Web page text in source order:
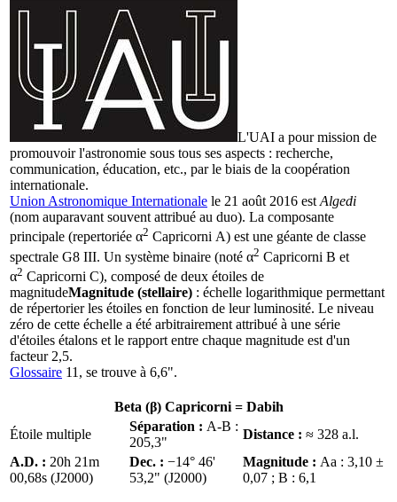
L'UAI a pour mission de
promouvoir l'astronomie sous tous ses aspects : recherche,
communication, éducation, etc., par le biais de la coopération
internationale.
Union Astronomique Internationale le 21 août 2016 est Algedi
(nom auparavant souvent attribué au duo). La composante
principale (repertoriée α2 Capricorni A) est une géante de classe
spectrale G8 III. Un système binaire (noté α2 Capricorni B et
α2 Capricorni C), composé de deux étoiles de
magnitudeMagnitude (stellaire) : échelle logarithmique permettant
de répertorier les étoiles en fonction de leur luminosité. Le niveau
zéro de cette échelle a été arbitrairement attribué à une série
d'étoiles étalons et le rapport entre chaque magnitude est d'un
facteur 2,5.
Glossaire 11, se trouve à 6,6".
Beta (β) Capricorni = Dabih
Étoile multiple
Séparation : A-B :
205,3"
Distance : ≈ 328 a.l.
A.D. : 20h 21m
00,68s (J2000)
Dec. : −14° 46'
53,2" (J2000)
Magnitude : Aa : 3,10 ±
0,07 ; B : 6,1